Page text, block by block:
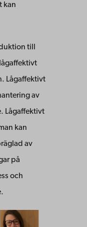
kan
till
Lågaffektivt
av
Lågaffektivt
kan
av
på
och